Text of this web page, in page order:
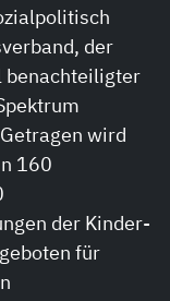
der
benachteiligter
wird
160
der Kinder-
für